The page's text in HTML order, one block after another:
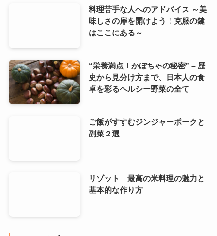
料理苦手な人へのアドバイス ～美
味しさの扉を開けよう！克服の鍵
はここにある～
“栄養満点！かぼちゃの秘密” – 歴
史から見分け方まで、日本人の食
卓を彩るヘルシー野菜の全て
ご飯がすすむジンジャーポークと
副菜２選
リゾット 最高の米料理の魅力と
基本的な作り方